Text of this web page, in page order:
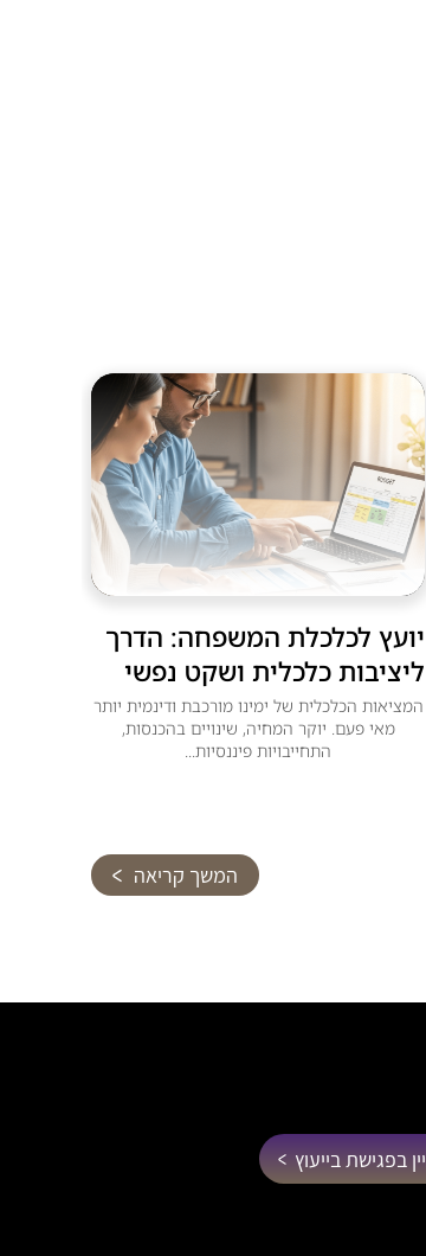
יועץ לכלכלת המשפחה: הדרך
ליציבות כלכלית ושקט נפשי
המציאות הכלכלית של ימינו מורכבת ודינמית יותר
מאי פעם. יוקר המחיה, שינויים בהכנסות,
התחייבויות פיננסיות...
המשך קריאה
בפגישת בייעוץ